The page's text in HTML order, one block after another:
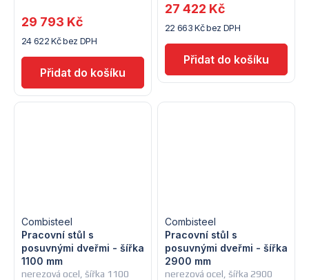
24 622 Kč bez DPH
29 793 Kč 22 663 Kč bez DPH
27 422 Kč
nerezová ocel, šířka 1100
Pracovní stůl s
posuvnými dveřmi - šířka
1100 mm
Combisteel
nerezová ocel, šířka 2900
Pracovní stůl s
posuvnými dveřmi - šířka
2900 mm
Combisteel